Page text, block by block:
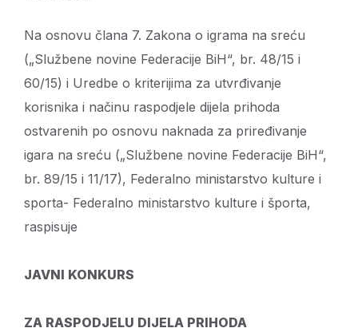
Na osnovu člana 7. Zakona o igrama na sreću
(„Službene novine Federacije BiH“, br. 48/15 i
60/15) i Uredbe o kriterijima za utvrđivanje
korisnika i načinu raspodjele dijela prihoda
ostvarenih po osnovu naknada za priređivanje
igara na sreću („Službene novine Federacije BiH“,
br. 89/15 i 11/17), Federalno ministarstvo kulture i
sporta- Federalno ministarstvo kulture i športa,
raspisuje
JAVNI KONKURS
ZA RASPODJELU DIJELA PRIHODA